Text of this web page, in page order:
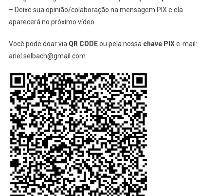
– Deixe sua opinião/colaboração na mensagem PIX e ela
aparecerá no próximo vídeo .
Você pode doar via QR CODEou pela nossa chave PIXe-mail:
ariel.selbach@gmail.com